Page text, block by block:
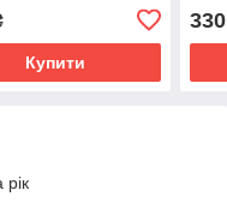
Купити
330
рік